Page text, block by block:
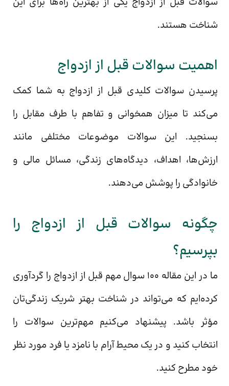
شناخت هستند.
اهمیت سوالات قبل از ازدواج
پرسیدن سوالات کلیدی قبل از ازدواج به شما کمک
می‌کند تا میزان همخوانی و تفاهم با طرف مقابل را
بسنجید. این سوالات موضوعات مختلفی مانند
ارزش‌ها، اهداف، دیدگاه‌های زندگی، مسائل مالی و
خانوادگی را پوشش می‌دهند.
چگونه سوالات قبل از ازدواج را
بپرسیم؟
ما در این مقاله 100 سوال مهم قبل از ازدواج را گردآوری
کرده‌ایم که می‌تواند در شناخت بهتر شریک زندگی‌تان
مؤثر باشد. پیشنهاد می‌کنیم مهم‌ترین سوالات را
انتخاب کنید و در یک محیط آرام با نامزد یا فرد مورد نظر
خود مطرح کنید.